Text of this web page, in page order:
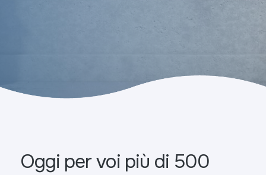
Oggi per voi più di 500